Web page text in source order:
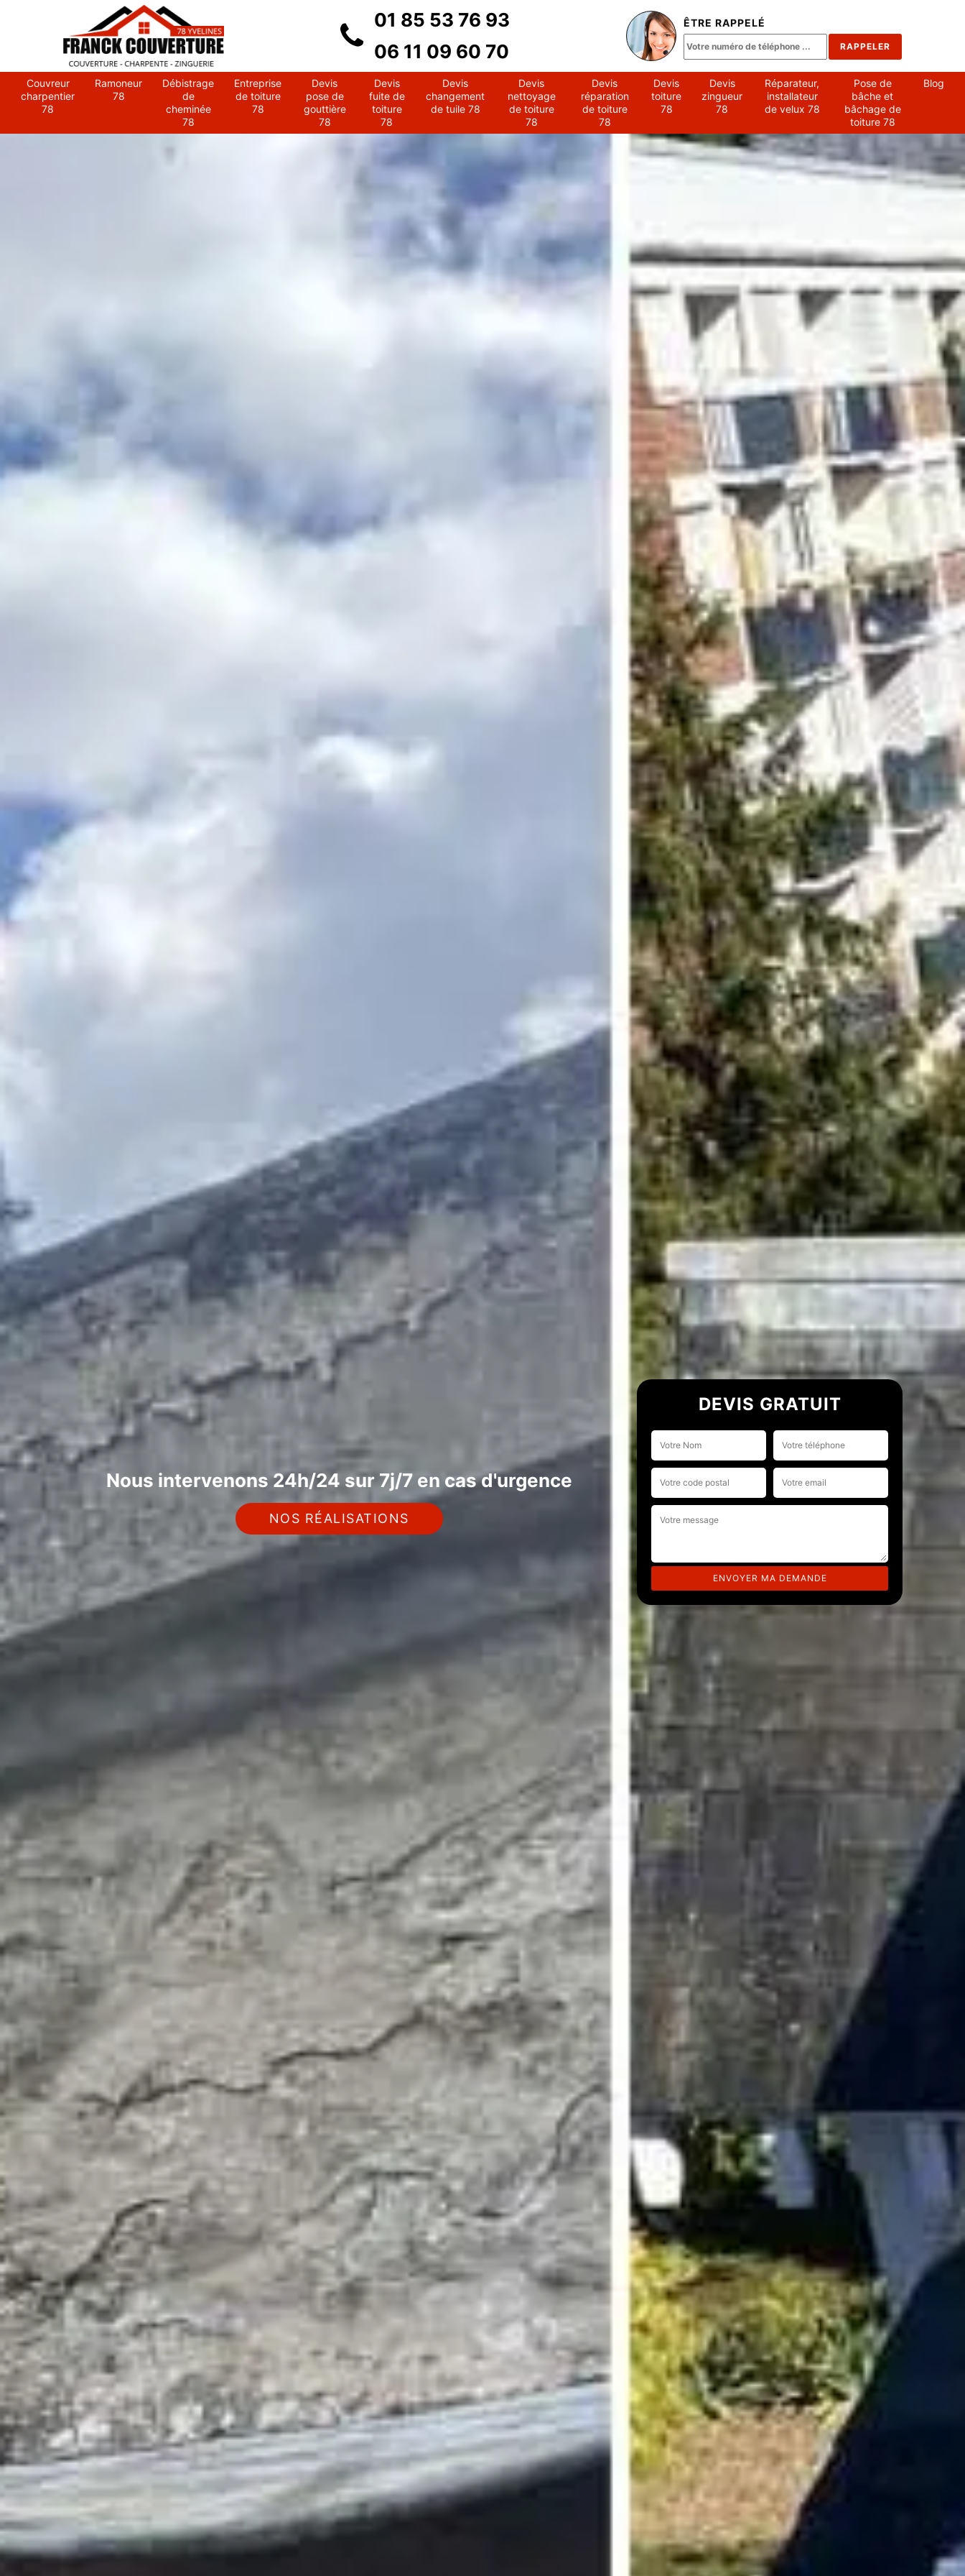
01 85 53 76 93
06 11 09 60 70
ÊTRE RAPPELÉ
Couvreur
charpentier
78
Ramoneur
78
Débistrage
de
cheminée
78
Entreprise
de toiture
78
Devis
pose de
gouttière
78
Devis
fuite de
toiture
78
Devis
changement
de tuile 78
Devis
nettoyage
de toiture
78
Devis
réparation
de toiture
78
Devis
toiture
78
Devis
zingueur
78
Réparateur,
installateur
de velux 78
Pose de
bâche et
bâchage de
toiture 78
Blog
Nous intervenons 24h/24 sur 7j/7 en cas d'urgence
NOS RÉALISATIONS
DEVIS GRATUIT